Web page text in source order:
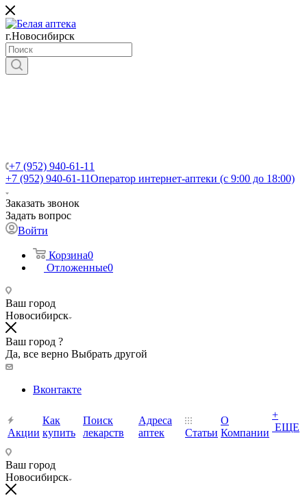
г.Новосибирск
+7 (952) 940-61-11
+7 (952) 940-61-11Оператор интернет-аптеки (с 9:00 до 18:00)
Заказать звонок
Задать вопрос
Войти
Корзина0
Отложенные0
Ваш город
Новосибирск
Ваш город ?
Да, все верно Выбрать другой
Вконтакте
Акции
Как
купить
Поиск
лекарств
Адреса
аптек
Статьи
О
Компании
+
ЕЩЕ
Ваш город
Новосибирск